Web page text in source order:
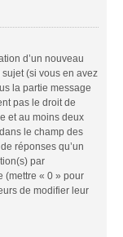
d’un nouveau
(si vous en avez
la partie message
pas le droit de
et au moins deux
le champ des
réponses qu’un
par
(mettre « 0 » pour
de modifier leur